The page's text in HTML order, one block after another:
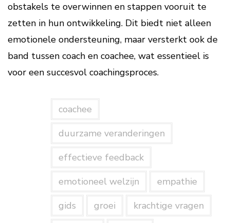
obstakels te overwinnen en stappen vooruit te
zetten in hun ontwikkeling. Dit biedt niet alleen
emotionele ondersteuning, maar versterkt ook de
band tussen coach en coachee, wat essentieel is
voor een succesvol coachingsproces.
coachee
duurzame veranderingen
effectieve feedback
emotioneel welzijn
empathie
gids
groei
krachtige vragen